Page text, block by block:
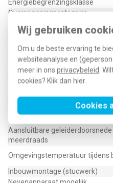
Wij gebruiken
Om u de beste ervaring te
websiteanalyse en
meer in ons privacybeleid.
cookies? Klik dan hier.
Cookies
Energiebegrenzingsklasse
Overspanningscategorie
Breedte in module-eenheden
Explosieveilig
Beschermingsgraad (IP)
Aantal beveiligde polen
Meeschakelende nul
Nom. afschakelvermogen IEC
Aansluitbare geleiderdoorsnede
Aansluitbare geleiderdoorsnede
meerdraads
Omgevingstemperatuur tijdens
Inbouwmontage (stucwerk)